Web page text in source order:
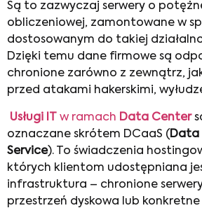
Są to zazwyczaj serwery o
obliczeniowej, zamontowane w
dostosowanym do takiej
Dzięki temu dane firmowe są
chronione zarówno z zewnątrz,
przed atakami hakerskimi,
Usługi IT w ramach Data Center
oznaczane skrótem DCaaS ( Data
Service). To świadczenia
których klientom udostępniana
infrastruktura – chronione
przestrzeń dyskowa lub